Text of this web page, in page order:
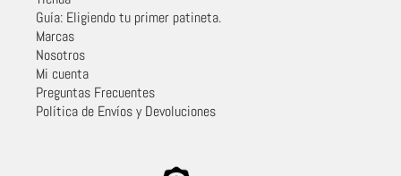
Guía: Eligiendo tu primer patineta.
Marcas
Nosotros
Mi cuenta
Preguntas Frecuentes
Política de Envíos y Devoluciones